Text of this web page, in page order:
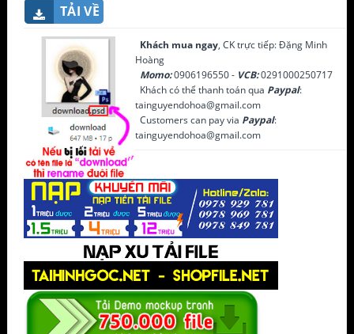
TẢI VỀ
Khách mua ngay, CK trực tiếp: Đặng Minh
Hoàng
Momo:0906196550 - VCB:0291000250717
Khách có thể thanh toán qua Paypal:
tainguyendohoa@gmail.com
Customers can pay via Paypal:
tainguyendohoa@gmail.com